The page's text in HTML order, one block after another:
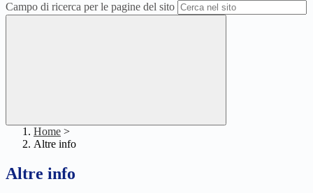
Campo di ricerca per le pagine del sito
Home >
Altre info
Altre info